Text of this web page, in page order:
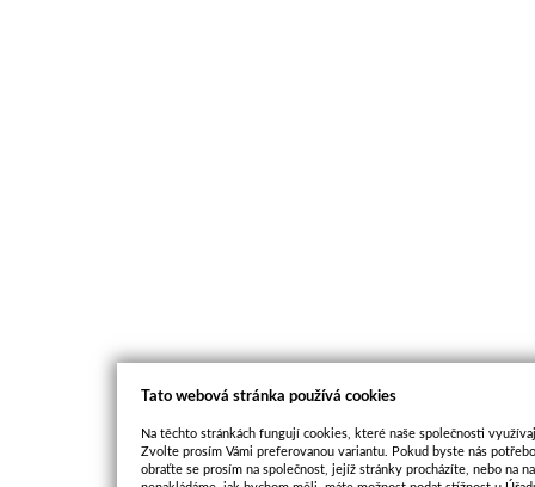
Tato webová stránka používá cookies
Na těchto stránkách fungují cookies, které naše společnosti
Zvolte prosím Vámi preferovanou variantu. Pokud byste nás
obraťte se prosím na společnost, jejíž stránky procházíte, nebo na